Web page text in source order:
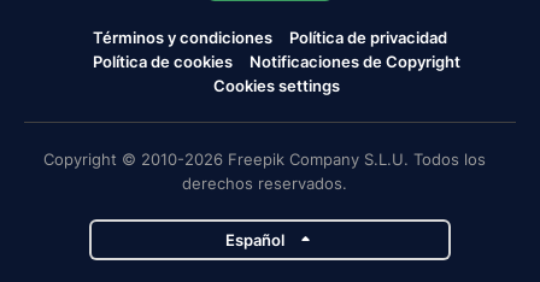
Términos y condiciones
Política de privacidad
Política de cookies
Notificaciones de Copyright
Cookies settings
Copyright © 2010-2026 Freepik Company S.L.U. Todos los
derechos reservados.
Español